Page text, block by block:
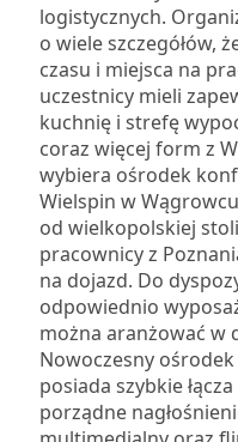
logistycznych.
o wiele szczegółów,
czasu i miejsca na
uczestnicy mieli
kuchnię i strefę
coraz więcej form z
wybiera ośrodek
Wielspin w
od wielkopolskiej
pracownicy z
na dojazd. Do
odpowiednio
można aranżować w
Nowoczesny
posiada szybkie
porządne